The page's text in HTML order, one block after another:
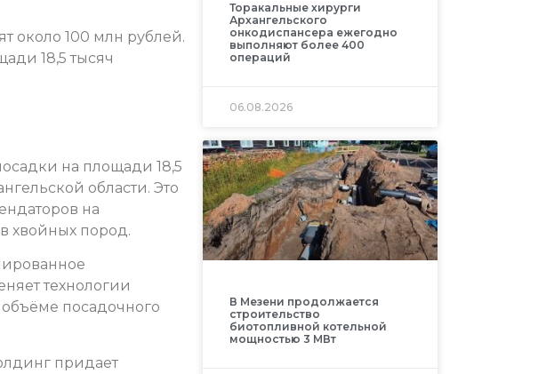
около 100 млн рублей.
18,5 тысяч
на площади 18,5
области. Это
на
хвойных пород.
технологии
посадочного
придает
Торакальные хирурги
Архангельского
онкодиспансера ежегодно
выполняют более 400
операций
06.08.2026
В Мезени продолжается
строительство
биотопливной котельной
мощностью 3 МВт